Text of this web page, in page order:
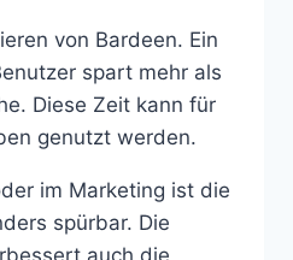
von Bardeen. Ein
spart mehr als
Diese Zeit kann für
genutzt werden.
im Marketing ist die
spürbar. Die
auch die